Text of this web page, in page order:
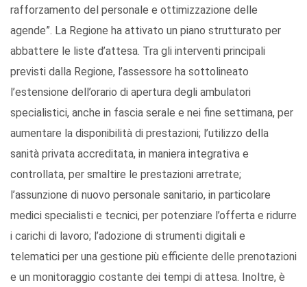
rafforzamento del personale e ottimizzazione delle
agende”. La Regione ha attivato un piano strutturato per
abbattere le liste d’attesa. Tra gli interventi principali
previsti dalla Regione, l’assessore ha sottolineato
l’estensione dell’orario di apertura degli ambulatori
specialistici, anche in fascia serale e nei fine settimana, per
aumentare la disponibilità di prestazioni; l’utilizzo della
sanità privata accreditata, in maniera integrativa e
controllata, per smaltire le prestazioni arretrate;
l’assunzione di nuovo personale sanitario, in particolare
medici specialisti e tecnici, per potenziare l’offerta e ridurre
i carichi di lavoro; l’adozione di strumenti digitali e
telematici per una gestione più efficiente delle prenotazioni
e un monitoraggio costante dei tempi di attesa. Inoltre, è